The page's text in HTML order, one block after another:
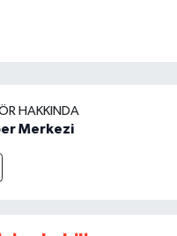
HAKKINDA
Merkezi